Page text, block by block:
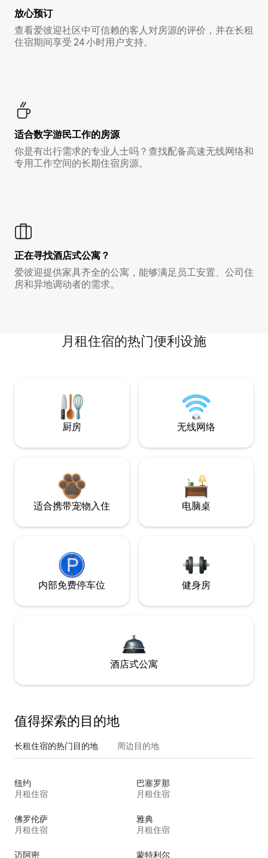
放心预订
查看爱彼迎社区中可信赖的客人对房源的评价，并在长租
住宿期间享受 24 小时用户支持。
适合数字游民工作的房源
你是有出行需求的专业人士吗？查找配备高速无线网络和
专用工作空间的长期住宿房源。
正在寻找酒店式公寓？
爱彼迎提供家具齐全的公寓，能够满足员工安置、公司住
房和异地调动者的需求。
月租住宿的热门便利设施
厨房 无线网络
适合携带宠物入住 电脑桌
内部免费停车位 健身房
酒店式公寓
值得探索的目的地
长租住宿的热门目的地 周边目的地
纽约
月租住宿
巴塞罗那
月租住宿
佛罗伦萨
月租住宿
雅典
月租住宿
迈阿密 蒙特利尔